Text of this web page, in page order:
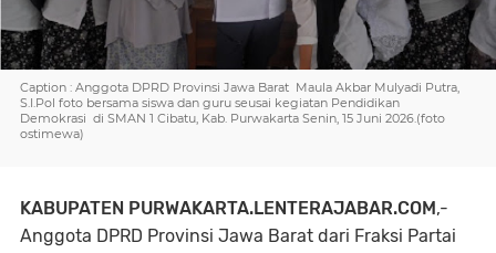
Caption : Anggota DPRD Provinsi Jawa Barat Maula Akbar Mulyadi Putra,
S.I.Pol foto bersama siswa dan guru seusai kegiatan Pendidikan
Demokrasi di SMAN 1 Cibatu, Kab. Purwakarta Senin, 15 Juni 2026.(foto
ostimewa)
KABUPATEN PURWAKARTA.LENTERAJABAR.COM,-
Anggota DPRD Provinsi Jawa Barat dari Fraksi Partai